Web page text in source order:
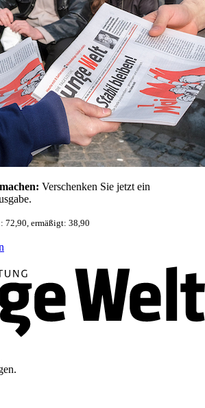
Verschenken Sie jetzt ein
72,90, ermäßigt: 38,90